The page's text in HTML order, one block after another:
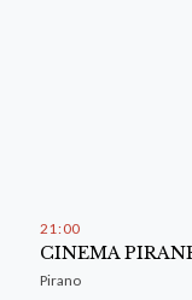
21 00
CINEMA
Pirano